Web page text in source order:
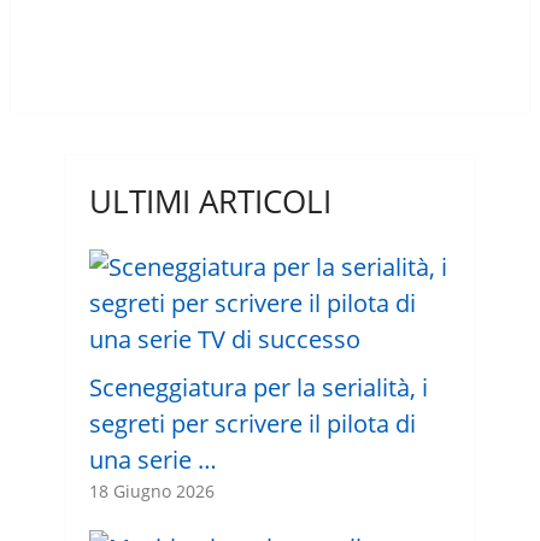
ULTIMI ARTICOLI
Sceneggiatura per la serialità, i
segreti per scrivere il pilota di
una serie …
18 Giugno 2026